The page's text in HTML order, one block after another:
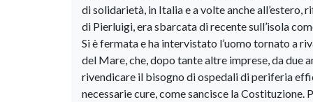
di solidarietà, in Italia e a volte anche all’estero,
di Pierluigi, era sbarcata di recente sull’isola
Si è fermata e ha intervistato l’uomo tornato a
del Mare, che, dopo tante altre imprese, da due
rivendicare il bisogno di ospedali di periferia
necessarie cure, come sancisce la